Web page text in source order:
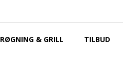
RØGNING & GRILL TILBUD